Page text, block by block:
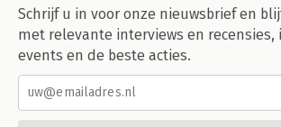
Schrijf u in voor onze nieuwsbrief en
met relevante interviews en recensies,
events en de beste acties.